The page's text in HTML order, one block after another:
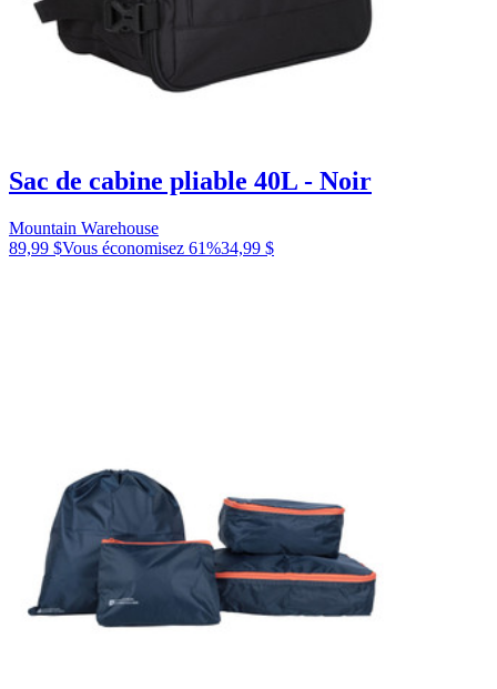
Sac de cabine pliable 40L - Noir
Mountain Warehouse
89,99 $Vous économisez 61%34,99 $